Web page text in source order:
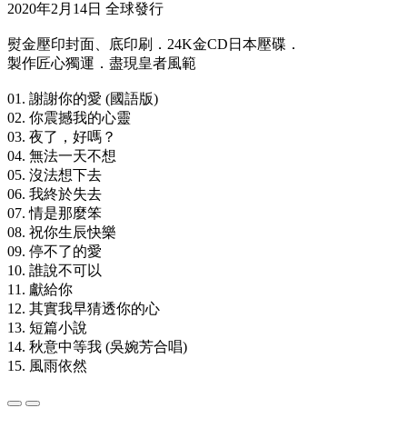
2020年2月14日 全球發行
熨金壓印封面、底印刷．24K金CD日本壓碟．
製作匠心獨運．盡現皇者風範
01. 謝謝你的愛 (國語版)
02. 你震撼我的心靈
03. 夜了，好嗎？
04. 無法一天不想
05. 沒法想下去
06. 我終於失去
07. 情是那麼笨
08. 祝你生辰快樂
09. 停不了的愛
10. 誰說不可以
11. 獻給你
12. 其實我早猜透你的心
13. 短篇小說
14. 秋意中等我 (吳婉芳合唱)
15. 風雨依然